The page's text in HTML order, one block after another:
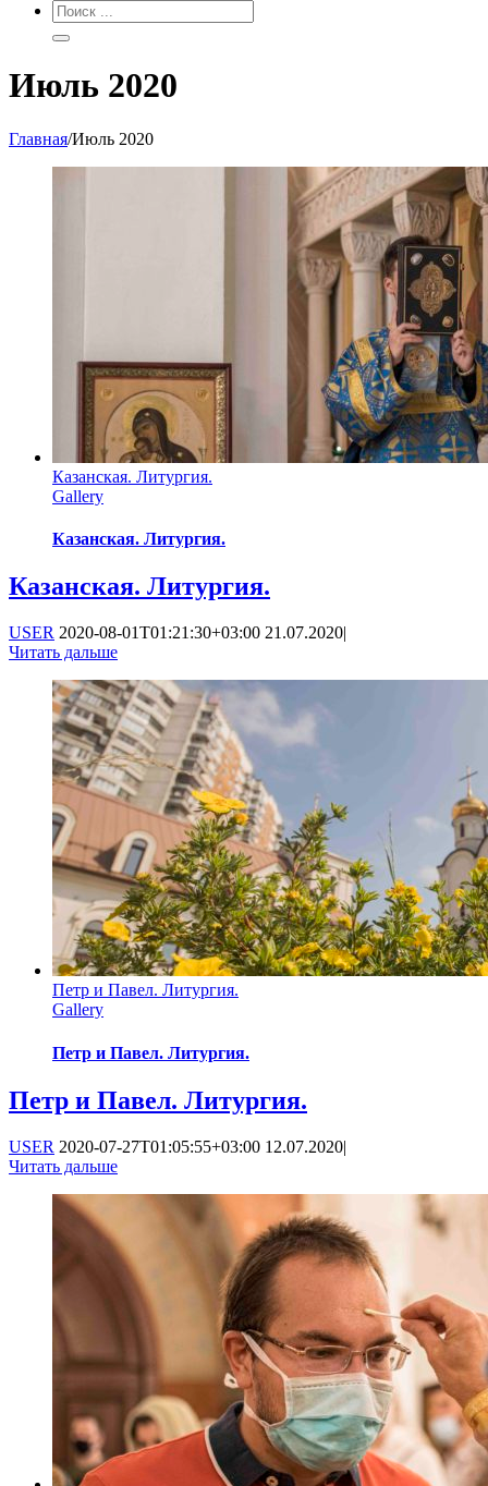
Июль 2020
Главная/Июль 2020
Казанская. Литургия.
Gallery
Казанская. Литургия.
Казанская. Литургия.
USER 2020-08-01T01:21:30+03:00 21.07.2020|
Читать дальше
Петр и Павел. Литургия.
Gallery
Петр и Павел. Литургия.
Петр и Павел. Литургия.
USER 2020-07-27T01:05:55+03:00 12.07.2020|
Читать дальше